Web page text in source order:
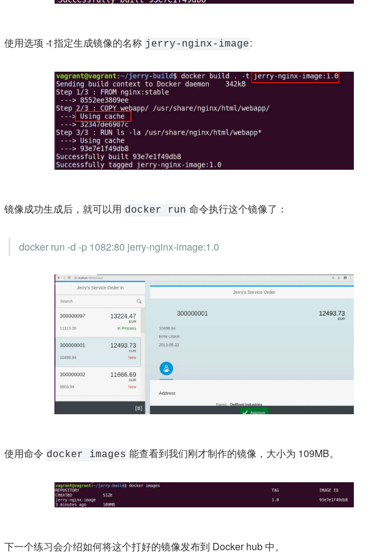
使用选项 -t 指定生成镜像的名称 jerry-nginx-image:
镜像成功生成后，就可以用 docker run 命令执行这个镜像了：
docker run -d -p 1082:80 jerry-nginx-image:1.0
使用命令 docker images 能查看到我们刚才制作的镜像，大小为 109MB。
下一个练习会介绍如何将这个打好的镜像发布到 Docker hub 中。